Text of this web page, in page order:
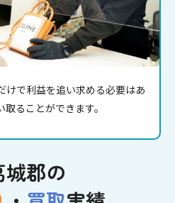
けで利益を追い求める必要はあ
ることができます。
城郡の